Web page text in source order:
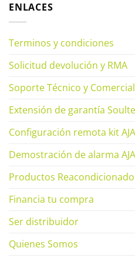
ENLACES
Terminos y condiciones
Solicitud devolución y RMA
Soporte Técnico y
Extensión de garantía
Configuración remota kit
Demostración de alarma
Productos
Financia tu compra
Ser distribuidor
Quienes Somos